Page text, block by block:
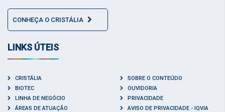
CONHEÇA O CRISTÁLIA
LINKS ÚTEIS
CRISTÁLIA
BIOTEC
LINHA DE NEGÓCIO
ÁREAS DE ATUAÇÃO
SOBRE O CONTEÚDO
OUVIDORIA
PRIVACIDADE
AVISO DE PRIVACIDADE - IQVIA